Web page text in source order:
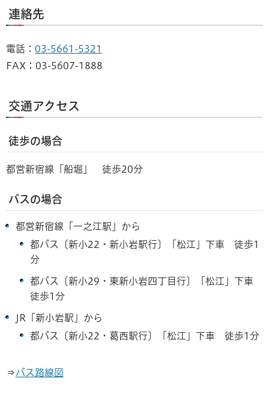
連絡先
電話： 03-5661-5321
FAX：03-5607-1888
交通アクセス
徒歩の場合
都営新宿線「船堀」 徒歩20分
バスの場合
都営新宿線「一之江駅」から
都バス〔新小22・新小岩駅行〕「松江」下車 徒歩1
分
都バス〔新小29・東新小岩四丁目行〕「松江」下車
徒歩1分
JR「新小岩駅」から
都バス〔新小22・葛西駅行〕「松江」下車 徒歩1分
⇒バス路線図